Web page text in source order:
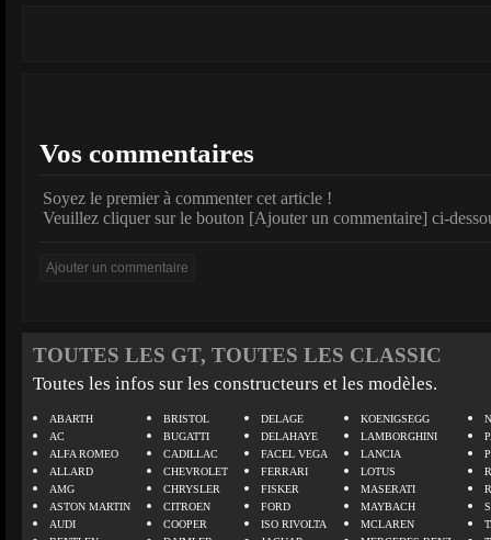
Vos commentaires
Soyez le premier à commenter cet article !
Veuillez cliquer sur le bouton [Ajouter un commentaire] ci-
TOUTES LES GT, TOUTES LES CLASSIC
Toutes les infos sur les constructeurs et les modèles.
ABARTH
AC
ALFA ROMEO
ALLARD
AMG
ASTON MARTIN
AUDI
BRISTOL
BUGATTI
CADILLAC
CHEVROLET
CHRYSLER
CITROEN
COOPER
DELAGE
DELAHAYE
FACEL VEGA
FERRARI
FISKER
FORD
ISO RIVOLTA
KOENIGSEGG
LAMBORGHINI
LANCIA
LOTUS
MASERATI
MAYBACH
MCLAREN